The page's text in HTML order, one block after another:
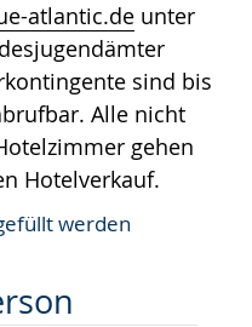
atlantic.de unter
sind bis
Alle nicht
gehen
Hotelverkauf.
werden